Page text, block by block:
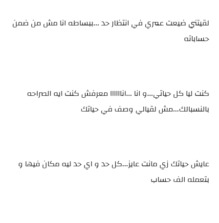
لقيتني ضيعت عمري في انتظار حد ...ببساطه انا مش من ضمن
حساباته
كنت ليا كل حياتي...و انا ...اناااااا معرفش كنت ايه الصراحه
بالنسبالك...مش لقيالي وصف في حياتك
عايش حياتك زي مانت عايز...كل حد و اي حد ليه مكان فيها و
بتعمله الف حساب